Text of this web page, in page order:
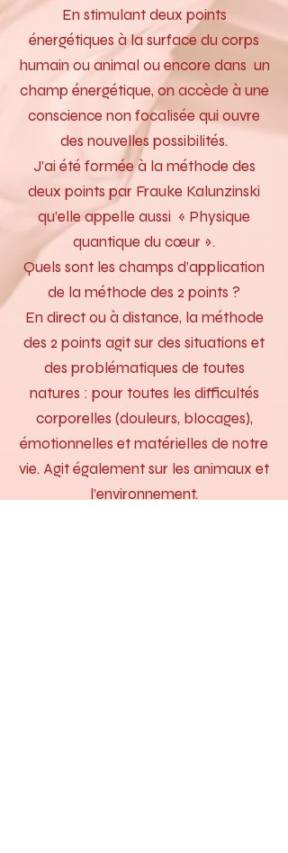
En stimulant deux points
énergétiques à la surface du corps
humain ou animal ou encore dans un
champ énergétique, on accède à une
conscience non focalisée qui ouvre
des nouvelles possibilités.
J’ai été formée à la méthode des
deux points par Frauke Kalunzinski
qu’elle appelle aussi « Physique
quantique du cœur ».
Quels sont les champs d’application
de la méthode des 2 points ?
En direct ou à distance, la méthode
des 2 points agit sur des situations et
des problématiques de toutes
natures : pour toutes les difficultés
corporelles (douleurs, blocages),
émotionnelles et matérielles de notre
vie. Agit également sur les animaux et
l’environnement.